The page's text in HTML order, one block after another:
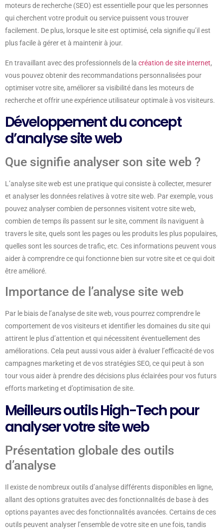
moteurs de recherche (SEO) est essentielle pour que les personnes
qui cherchent votre produit ou service puissent vous trouver
facilement. De plus, lorsque le site est optimisé, cela signifie qu’il est
plus facile à gérer et à maintenir à jour.
En travaillant avec des professionnels de la création de site internet,
vous pouvez obtenir des recommandations personnalisées pour
optimiser votre site, améliorer sa visibilité dans les moteurs de
recherche et offrir une expérience utilisateur optimale à vos visiteurs.
Développement du concept
d’analyse site web
Que signifie analyser son site web ?
L’analyse site web est une pratique qui consiste à collecter, mesurer
et analyser les données relatives à votre site web. Par exemple, vous
pouvez analyser combien de personnes visitent votre site web,
combien de temps ils passent sur le site, comment ils naviguent à
travers le site, quels sont les pages ou les produits les plus populaires,
quelles sont les sources de trafic, etc. Ces informations peuvent vous
aider à comprendre ce qui fonctionne bien sur votre site et ce qui doit
être amélioré.
Importance de l’analyse site web
Par le biais de l’analyse de site web, vous pourrez comprendre le
comportement de vos visiteurs et identifier les domaines du site qui
attirent le plus d’attention et qui nécessitent éventuellement des
améliorations. Cela peut aussi vous aider à évaluer l’efficacité de vos
campagnes marketing et de vos stratégies SEO, ce qui peut à son
tour vous aider à prendre des décisions plus éclairées pour vos futurs
efforts marketing et d’optimisation de site.
Meilleurs outils High-Tech pour
analyser votre site web
Présentation globale des outils
d’analyse
Il existe de nombreux outils d’analyse différents disponibles en ligne,
allant des options gratuites avec des fonctionnalités de base à des
options payantes avec des fonctionnalités avancées. Certains de ces
outils peuvent analyser l’ensemble de votre site en une fois, tandis